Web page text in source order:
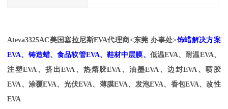
Ateva3325AC美国塞拉尼斯EVA代理商<东莞 办事处>饰蜡解决方案
EVA、铸造蜡、食品软管EVA、鞋材中层膜、 低温EVA、耐温EVA、
注塑EVA、挤出EVA、热熔胶EVA、油墨EVA、边封EVA、喷胶
EVA、涂覆EVA、光伏EVA、薄膜EVA、发泡EVA、香包EVA、改性
EVA